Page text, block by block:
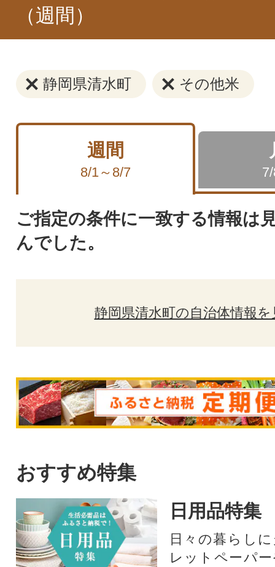
（週間）
静岡県清水町 その他米
週間
8/1～8/7
ご指定の条件に一致する情報は
んでした。
静岡県清水町の自治体情報を
おすすめ特集
日用品特集
日々の暮らし
レットペーパ